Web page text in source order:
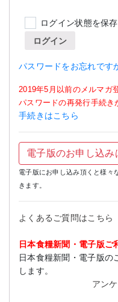
ログイン状態を保存
ログイン
パスワードをお忘れです
2019年5月以前のメルマガ
パスワードの再発行手続き
手続きはこちら
電子版のお申し込み
電子版にお申し込み頂くと様々
きます。
よくあるご質問はこちら
日本食糧新聞・電子版ご
日本食糧新聞・電子版の
します。
アン